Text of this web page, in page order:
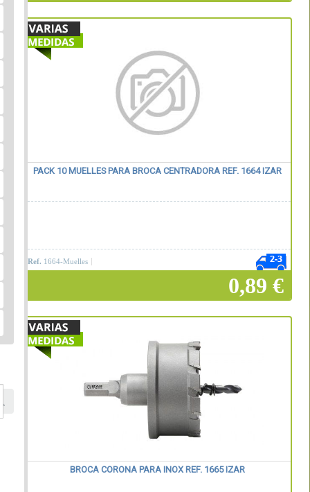
PACK 10 MUELLES PARA BROCA CENTRADORA REF. 1664 IZAR
Ref. 1664-Muelles
0,89 €
Añadir a la cesta
BROCA CORONA PARA INOX REF. 1665 IZAR